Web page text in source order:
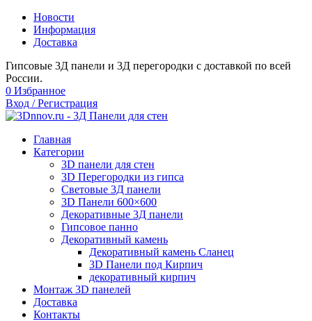
Новости
Информация
Доставка
Гипсовые 3Д панели и 3Д перегородки с доставкой по всей
России.
0 Избранное
Вход / Регистрация
Главная
Категории
3D панели для стен
3D Перегородки из гипса
Световые 3Д панели
3D Панели 600×600
Декоративные 3Д панели
Гипсовое панно
Декоративный камень
Декоративный камень Сланец
3D Панели под Кирпич
декоративный кирпич
Монтаж 3D панелей
Доставка
Контакты